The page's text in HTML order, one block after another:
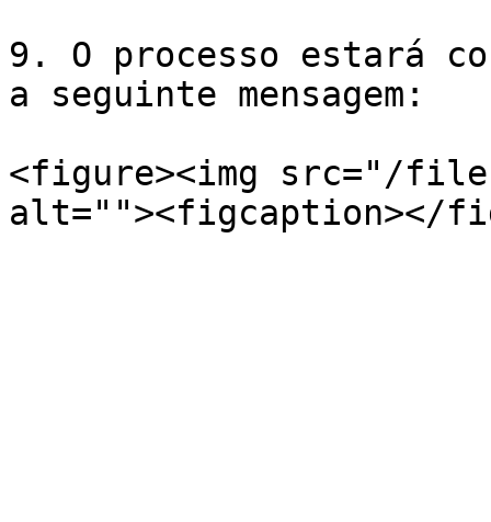
9. O processo estará
a seguinte mensagem:
<figure><img src="/files/